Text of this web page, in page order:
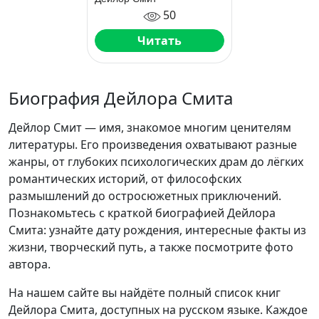
50
Читать
Биография Дейлора Смита
Дейлор Смит — имя, знакомое многим ценителям
литературы. Его произведения охватывают разные
жанры, от глубоких психологических драм до лёгких
романтических историй, от философских
размышлений до остросюжетных приключений.
Познакомьтесь с краткой биографией Дейлора
Смита: узнайте дату рождения, интересные факты из
жизни, творческий путь, а также посмотрите фото
автора.
На нашем сайте вы найдёте полный список книг
Дейлора Смита, доступных на русском языке. Каждое